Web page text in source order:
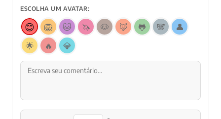
ESCOLHA UM AVATAR:
😊 🦁 🐱 🦄 🐶 🦊 🐸 🐼
👤
🌟
🔥 💎